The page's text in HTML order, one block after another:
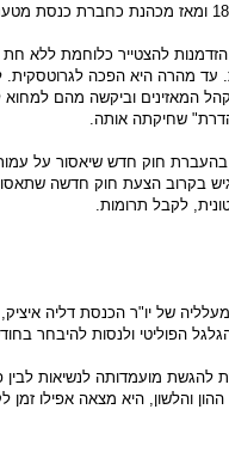
להצטייר כלוחמת ללא
מהרה היא הפכה לגרוטסקית.
וביקשה מהם למחוא
שחיקתה אותה.
חוק חדש שיאסור על
בקרוב הצעת חוק חדשה
לקבל תרומות.
של יו"ר הכנסת דליה
הפוליטי ולנסות להיבחר
מועמדותה לנשיאות לבין
והלשון, היא מצאה אפילו